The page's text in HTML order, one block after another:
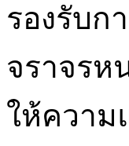
รองรับก
จราจรห
ให้ความ